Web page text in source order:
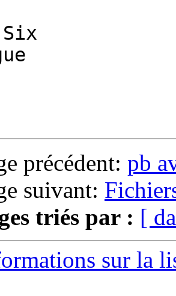
précédent: pb
suivant:
triés par : [
sur la